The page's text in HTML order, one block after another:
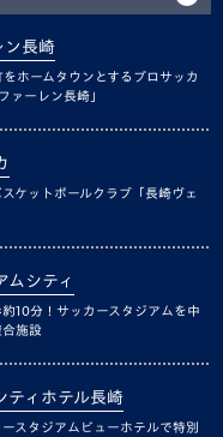
ン長崎
ホームタウンとするプロサッカ
ァーレン長崎」
ケットボールクラブ「長崎ヴェ
ムシティ
10分！サッカースタジアムを中
合施設
ティホテル長崎
スタジアムビューホテルで特別